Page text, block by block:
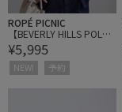
ROPÉ PICNIC
【BEVERLY HILLS POLO
CLUB別注】ベーシック
カーディガン
¥5,995
NEW! 予約